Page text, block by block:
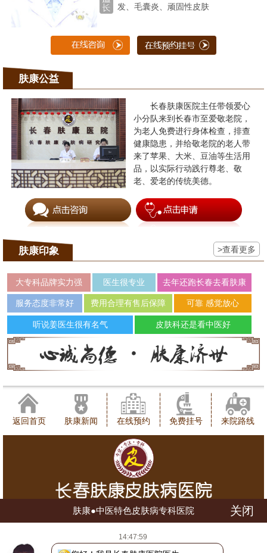
发、毛囊炎、顽固性皮肤
肤康公益
长春肤康医院主任带领爱心
小分队来到长春市至爱敬老院，
为老人免费进行身体检查，排查
健康隐患，并给敬老院的老人带
来了苹果、大米、豆油等生活用
品，以实际行动践行尊老、敬
老、爱老的传统美德。
肤康印象 >查看更多
大专科品牌实力强 医生很专业 去年还跑长春去看肤康
服务态度非常好 费用合理有售后保障 可靠 感觉放心
听说姜医生很有名气 皮肤科还是看中医好
返回首页 肤康新闻 在线预约 免费挂号 来院路线
地址：长春市朝阳区西安大路1566号网站地图
肤康●中医特色皮肤病专科医院 关闭
14:47:59